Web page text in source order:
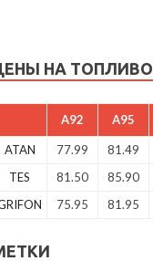
НА ТОПЛИВО
A92 A95
ATAN 77.99 81.49
TES
81.50 85.90
75.95 81.95